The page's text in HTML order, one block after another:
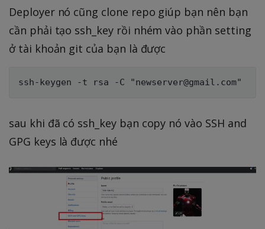
Deployer nó cũng clone repo giúp bạn nên bạn
cần phải tạo ssh_key rồi nhém vào phần setting
ở tài khoản git của bạn là được
sau khi đã có ssh_key bạn copy nó vào SSH and
GPG keys là được nhé